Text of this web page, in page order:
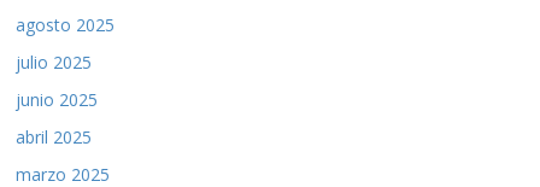
agosto 2025
julio 2025
junio 2025
abril 2025
marzo 2025